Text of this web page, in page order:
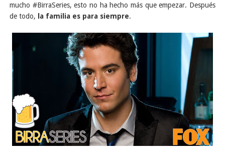
mucho #BirraSeries, esto no ha hecho más que empezar. Después
de todo,
la familia es para siempre.